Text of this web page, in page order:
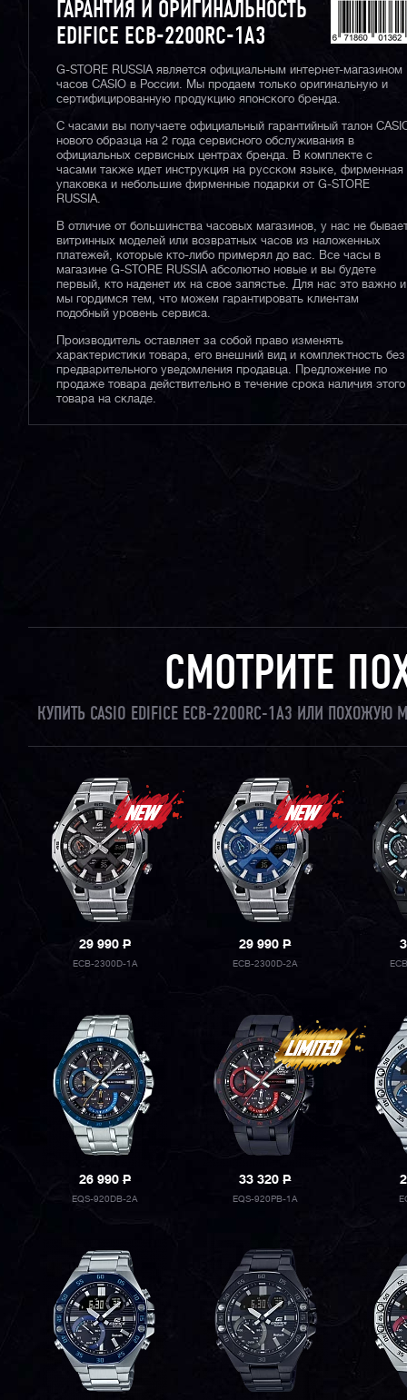
ГАРАНТИЯ И ОРИГИНАЛЬНОСТЬ
EDIFICE ECB-2200RC-1A3
G-STORE RUSSIA является официальным интернет-магазином
часов CASIO в России. Мы продаем только оригинальную и
сертифицированную продукцию японского бренда.
С часами вы получаете официальный гарантийный талон
нового образца на 2 года сервисного обслуживания в
официальных сервисных центрах бренда. В комплекте с
часами также идет инструкция на русском языке, фирменная
упаковка и небольшие фирменные подарки от G-STORE
RUSSIA.
В отличие от большинства часовых магазинов, у нас не
витринных моделей или возвратных часов из наложенных
платежей, которые кто-либо примерял до вас. Все часы в
магазине G-STORE RUSSIA абсолютно новые и вы будете
первый, кто наденет их на свое запястье. Для нас это важно и
мы гордимся тем, что можем гарантировать клиентам
подобный уровень сервиса.
Производитель оставляет за собой право изменять
характеристики товара, его внешний вид и комплектность без
предварительного уведомления продавца. Предложение по
продаже товара действительно в течение срока наличия этого
товара на складе.
СМОТРИТЕ
КУПИТЬ CASIO EDIFICE ECB-2200RC-1A3 ИЛИ
29 990P
ECB-2300D-1A
29 990P
ECB-2300D-2A
26 990P
EQS-920DB-2A
33 320P
EQS-920PB-1A